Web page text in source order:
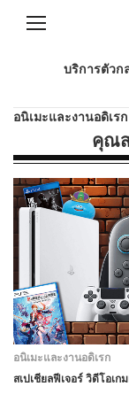
t
o
n
t
e
n
t
บริการตัวก
อนิเมะและงานอดิเรก
คุณ
อนิเมะและงานอดิเรก
สเปเชียลฟีเจอร์ วิดีโอเก